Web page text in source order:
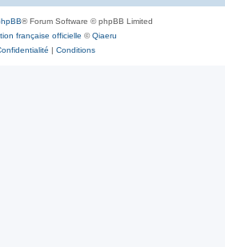
® Forum Software © phpBB Limited
française officielle ©Qiaeru
| Conditions